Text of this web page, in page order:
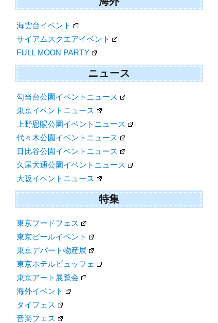
海雲台イベント
サイアムスクエアイベント
FULL MOON PARTY
ニュース
勾当台公園イベントニュース
東京イベントニュース
上野恩賜公園イベントニュース
代々木公園イベントニュース
日比谷公園イベントニュース
久屋大通公園イベントニュース
大阪イベントニュース
特集
東京フードフェス
東京ビールイベント
東京デパート物産展
東京ホテルビュッフェ
東京アート展覧会
海外イベント
タイフェス
音楽フェス